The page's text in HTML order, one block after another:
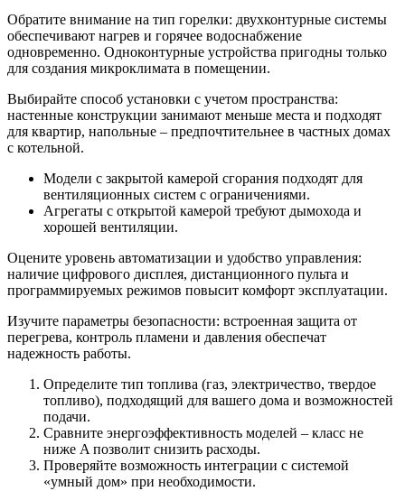
Обратите внимание на тип горелки: двухконтурные системы
обеспечивают нагрев и горячее водоснабжение
одновременно. Одноконтурные устройства пригодны только
для создания микроклимата в помещении.
Выбирайте способ установки с учетом пространства:
настенные конструкции занимают меньше места и подходят
для квартир, напольные – предпочтительнее в частных домах
с котельной.
Модели с закрытой камерой сгорания подходят для
вентиляционных систем с ограничениями.
Агрегаты с открытой камерой требуют дымохода и
хорошей вентиляции.
Оцените уровень автоматизации и удобство управления:
наличие цифрового дисплея, дистанционного пульта и
программируемых режимов повысит комфорт эксплуатации.
Изучите параметры безопасности: встроенная защита от
перегрева, контроль пламени и давления обеспечат
надежность работы.
Определите тип топлива (газ, электричество, твердое
топливо), подходящий для вашего дома и возможностей
подачи.
Сравните энергоэффективность моделей – класс не
ниже A позволит снизить расходы.
Проверяйте возможность интеграции с системой
«умный дом» при необходимости.